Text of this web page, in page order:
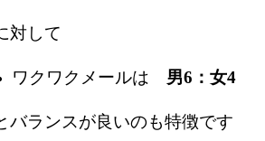
対して
ワクワクメールは 男6：女4
バランスが良いのも特徴です